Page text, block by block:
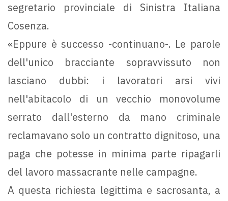
segretario provinciale di Sinistra Italiana
Cosenza.
«Eppure è successo -continuano-. Le parole
dell'unico bracciante sopravvissuto non
lasciano dubbi: i lavoratori arsi vivi
nell'abitacolo di un vecchio monovolume
serrato dall'esterno da mano criminale
reclamavano solo un contratto dignitoso, una
paga che potesse in minima parte ripagarli
del lavoro massacrante nelle campagne.
A questa richiesta legittima e sacrosanta, a